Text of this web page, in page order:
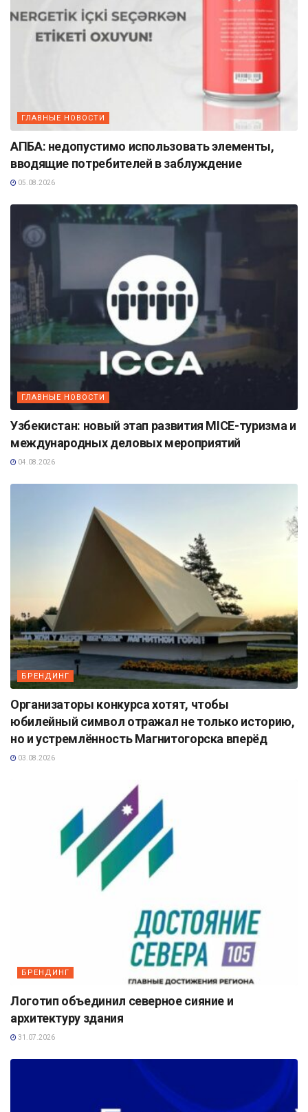
ГЛАВНЫЕ НОВОСТИ
АПБА: недопустимо использовать элементы,
вводящие потребителей в заблуждение
05.08.2026
ГЛАВНЫЕ НОВОСТИ
Узбекистан: новый этап развития MICE-туризма и
международных деловых мероприятий
04.08.2026
БРЕНДИНГ
Организаторы конкурса хотят, чтобы
юбилейный символ отражал не только историю,
но и устремлённость Магнитогорска вперёд
03.08.2026
БРЕНДИНГ
Логотип объединил северное сияние и
архитектуру здания
31.07.2026